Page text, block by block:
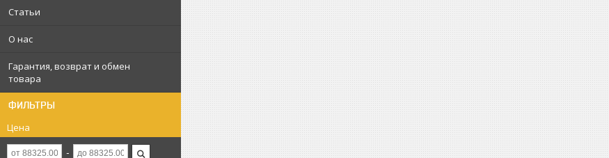
Статьи
О нас
Гарантия, возврат и обмен
товара
ФИЛЬТРЫ
Цена